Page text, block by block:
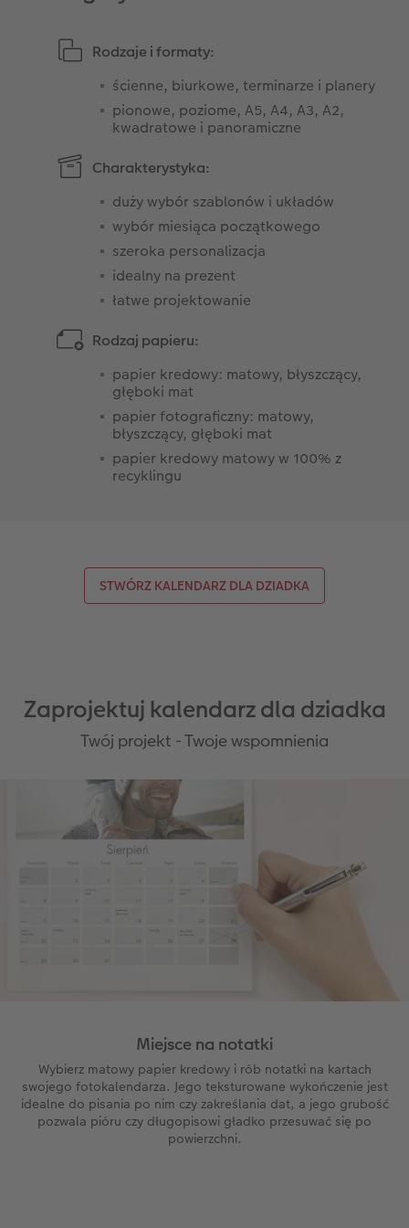
Rodzaje i formaty:
ścienne, biurkowe, terminarze i planery
pionowe, poziome, A5, A4, A3, A2,
kwadratowe i panoramiczne
Charakterystyka:
duży wybór szablonów i układów
wybór miesiąca początkowego
szeroka personalizacja
idealny na prezent
łatwe projektowanie
Rodzaj papieru:
papier kredowy: matowy, błyszczący,
głęboki mat
papier fotograficzny: matowy,
błyszczący, głęboki mat
papier kredowy matowy w 100% z
recyklingu
STWÓRZ KALENDARZ DLA DZIADKA
Zaprojektuj kalendarz dla dziadka
Twój projekt - Twoje wspomnienia
Miejsce na notatki
Wybierz matowy papier kredowy i rób notatki na kartach
swojego fotokalendarza. Jego teksturowane wykończenie jest
idealne do pisania po nim czy zakreślania dat, a jego grubość
pozwala pióru czy długopisowi gładko przesuwać się po
powierzchni.